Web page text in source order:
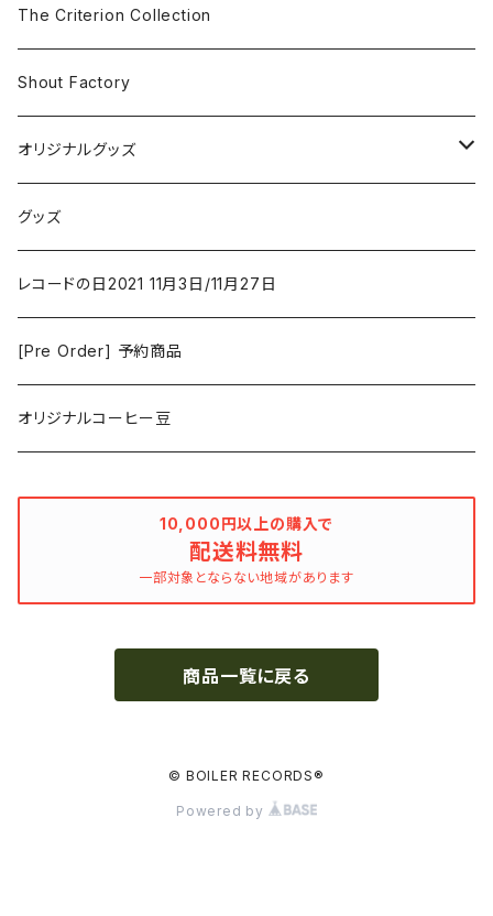
ドラマ/ロマンス
アクション/クライム
コメディ
ファンタジー/アドベンチャー
アニメーション
ゲーム
ミュージカル/音楽/ドキュメンタリー/コンピ
The Smiths
Iron and Wine
Hovvdy
Grouper
Bill Callahan
Phoebe Bridgers
The Beautiful South
Classical
Electronic & Ambient
New Order
Jazz
The Criterion Collection
Shout Factory
オリジナルグッズ
コーヒー
洋服
グッズ
レコードの日2021 11月3日/11月27日
[Pre Order] 予約商品
オリジナルコーヒー豆
10,000円以上の購入で
配送料無料
一部対象とならない地域があります
商品一覧に戻る
© BOILER RECORDS®
Powered by